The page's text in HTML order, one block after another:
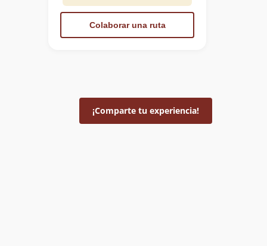
Colaborar una ruta
¡Comparte tu experiencia!